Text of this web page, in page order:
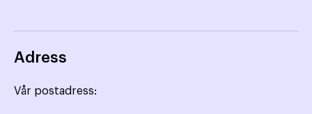
Adress
Vår postadress: